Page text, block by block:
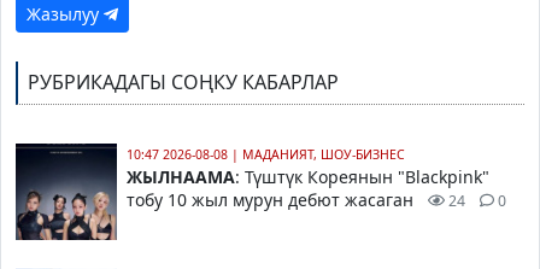
Жазылуу
РУБРИКАДАГЫ СОҢКУ КАБАРЛАР
10:47 2026-08-08 | МАДАНИЯТ, ШОУ-БИЗНЕС
ЖЫЛНААМА: Түштүк Кореянын "Blackpink"
тобу 10 жыл мурун дебют жасаган
24 0